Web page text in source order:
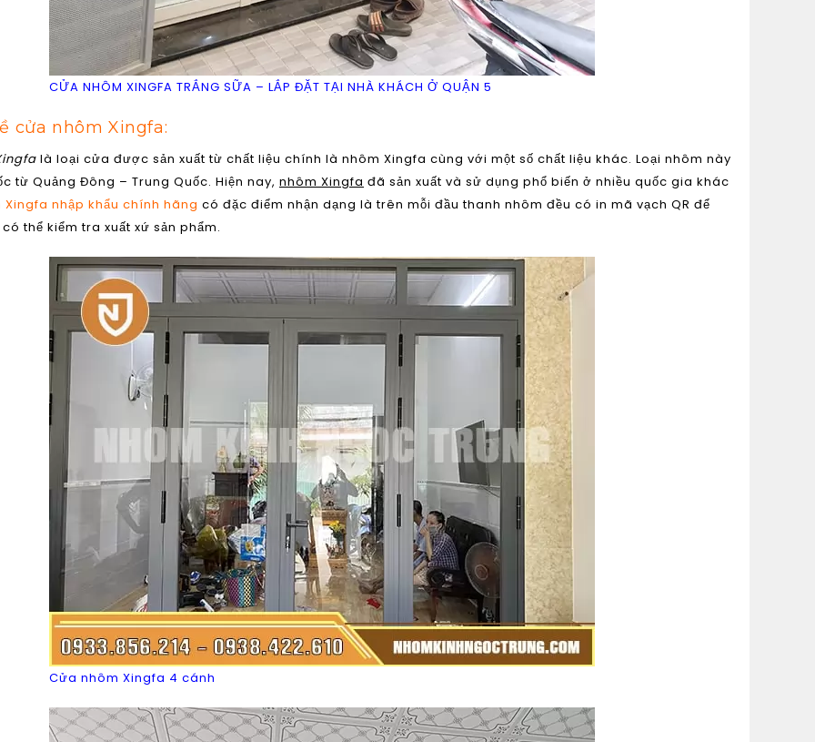
CỬA NHÔM XINGFA TRẮNG SỮA – LẮP ĐẶT TẠI NHÀ KHÁCH Ở QUẬN 5
cửa nhôm Xingfa:
là loại cửa được sản xuất từ chất liệu chính là nhôm Xingfa cùng với một số chất liệu khác. Loại nhôm này
từ Quảng Đông – Trung Quốc. Hiện nay, nhôm Xingfa đã sản xuất và sử dụng phổ biến ở nhiều quốc gia khác
Xingfa nhập khẩu chính hãng có đặc điểm nhận dạng là trên mỗi đầu thanh nhôm đều có in mã vạch QR để
thể kiểm tra xuất xứ sản phẩm.
Cửa nhôm Xingfa 4 cánh